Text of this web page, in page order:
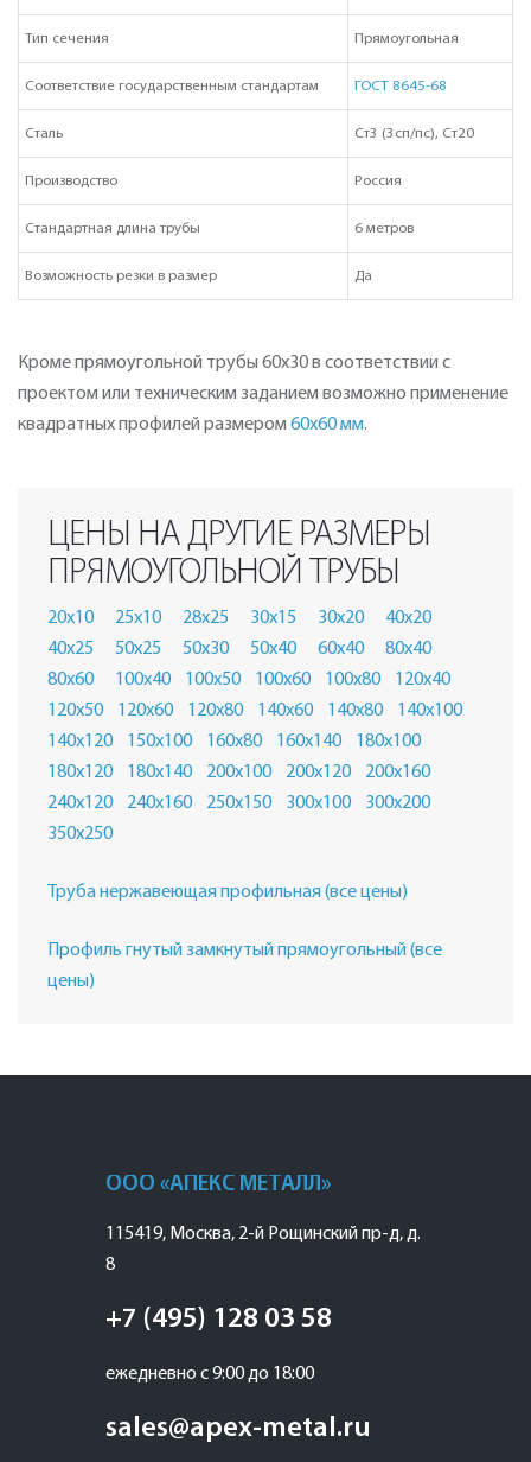
Тип сечения Прямоугольная
Соответствие государственным стандартам ГОСТ 8645-68
Сталь Ст3 (3сп/пс), Ст20
Производство Россия
Стандартная длина трубы 6 метров
Возможность резки в размер Да
Кроме прямоугольной трубы 60х30 в соответствии с
проектом или техническим заданием возможно применение
квадратных профилей размером 60х60 мм.
ЦЕНЫ НА ДРУГИЕ РАЗМЕРЫ
ПРЯМОУГОЛЬНОЙ ТРУБЫ
20х10 25х10 28х25 30х15 30х20
40х20
40х25
50х25 50х30 50х40 60х40
80х40
80х60
100х40 100х50 100х60 100х80
120х40
120х50
120х60 120х80 140х60 140х80
140х100
140х120
150х100 160х80 160х140
180х100
180х120
180х140 200х100 200х120
200х160
240х120
240х160 250х150 300х100
300х200
350х250
Труба нержавеющая профильная (все цены)
Профиль гнутый замкнутый прямоугольный (все
цены)
ООО «АПЕКС МЕТАЛЛ»
115419, Москва, 2-й Рощинский пр-д, д.
8
+7 (495) 128 03 58
ежедневно с 9:00 до 18:00
sales@apex-metal.ru